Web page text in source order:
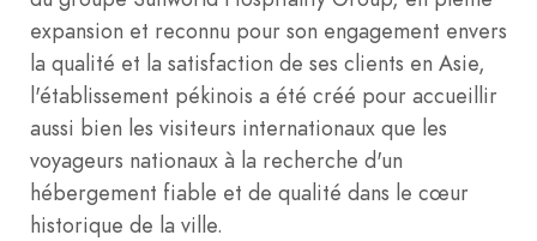
expansion et reconnu pour son engagement envers
la qualité et la satisfaction de ses clients en Asie,
l'établissement pékinois a été créé pour accueillir
aussi bien les visiteurs internationaux que les
voyageurs nationaux à la recherche d'un
hébergement fiable et de qualité dans le cœur
historique de la ville.